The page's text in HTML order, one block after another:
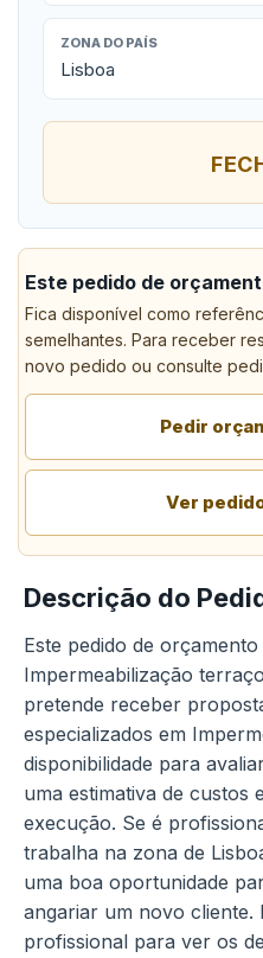
ZONA DO PAÍS
Lisboa
Este pedido de
Fica disponível como
semelhantes. Para receber
novo pedido ou consulte
Pedir
Ver
Descrição do
Este pedido de
Impermeabilização
pretende receber
especializados em
disponibilidade para
uma estimativa de custos
execução. Se é
trabalha na zona de
uma boa oportunidade
angariar um novo cliente.
profissional para ver os